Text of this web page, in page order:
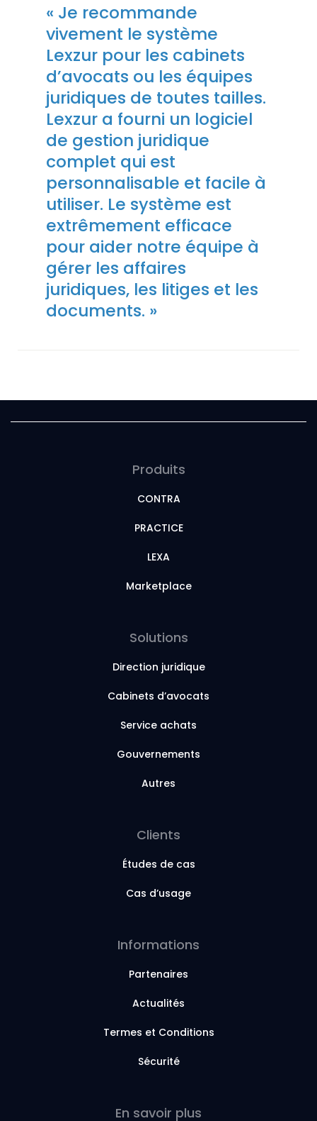
« Je recommande
vivement le système
Lexzur pour les cabinets
d’avocats ou les équipes
juridiques de toutes tailles.
Lexzur a fourni un logiciel
de gestion juridique
complet qui est
personnalisable et facile à
utiliser. Le système est
extrêmement efficace
pour aider notre équipe à
gérer les affaires
juridiques, les litiges et les
documents. »
Produits
CONTRA
PRACTICE
LEXA
Marketplace
Solutions
Direction juridique
Cabinets d’avocats
Service achats
Gouvernements
Autres
Clients
Études de cas
Cas d’usage
Informations
Partenaires
Actualités
Termes et Conditions
Sécurité
En savoir plus